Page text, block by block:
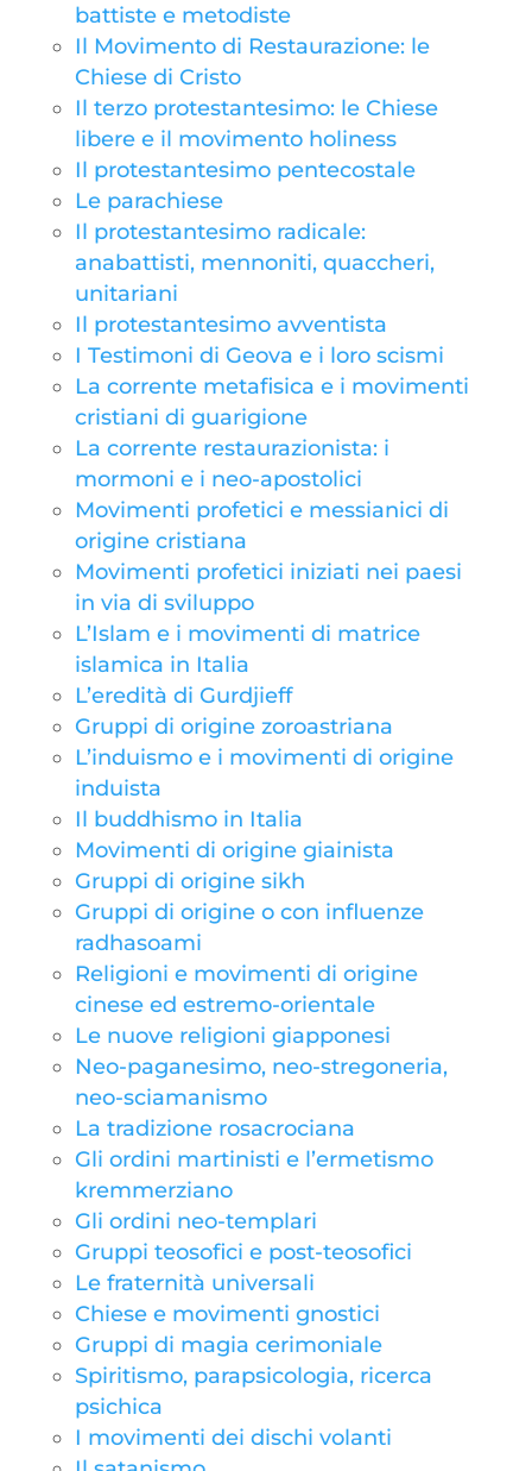
battiste e metodiste
Il Movimento di Restaurazione: le
Chiese di Cristo
Il terzo protestantesimo: le Chiese
libere e il movimento holiness
Il protestantesimo pentecostale
Le parachiese
Il protestantesimo radicale:
anabattisti, mennoniti, quaccheri,
unitariani
Il protestantesimo avventista
I Testimoni di Geova e i loro scismi
La corrente metafisica e i movimenti
cristiani di guarigione
La corrente restaurazionista: i
mormoni e i neo-apostolici
Movimenti profetici e messianici di
origine cristiana
Movimenti profetici iniziati nei paesi
in via di sviluppo
L’Islam e i movimenti di matrice
islamica in Italia
L’eredità di Gurdjieff
Gruppi di origine zoroastriana
L’induismo e i movimenti di origine
induista
Il buddhismo in Italia
Movimenti di origine giainista
Gruppi di origine sikh
Gruppi di origine o con influenze
radhasoami
Religioni e movimenti di origine
cinese ed estremo-orientale
Le nuove religioni giapponesi
Neo-paganesimo, neo-stregoneria,
neo-sciamanismo
La tradizione rosacrociana
Gli ordini martinisti e l’ermetismo
kremmerziano
Gli ordini neo-templari
Gruppi teosofici e post-teosofici
Le fraternità universali
Chiese e movimenti gnostici
Gruppi di magia cerimoniale
Spiritismo, parapsicologia, ricerca
psichica
I movimenti dei dischi volanti